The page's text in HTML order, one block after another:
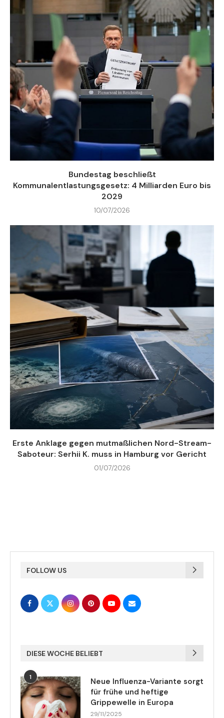
Bundestag beschließt
Kommunalentlastungsgesetz: 4 Milliarden Euro bis
2029
10/07/2026
Erste Anklage gegen mutmaßlichen Nord-Stream-
Saboteur: Serhii K. muss in Hamburg vor Gericht
01/07/2026
FOLLOW US
DIESE WOCHE BELIEBT
1
Neue Influenza-Variante sorgt
für frühe und heftige
Grippewelle in Europa
29/11/2025